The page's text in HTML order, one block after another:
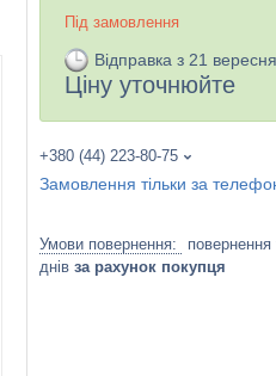
Під замовлення
Відправка з 21
Ціну уточнюйте
+380 (44) 223-80-75
Замовлення тільки за
днів за рахунок покупця